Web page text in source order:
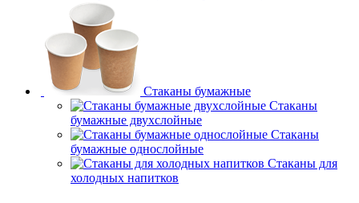
Стаканы бумажные
Стаканы
бумажные двухслойные
Стаканы
бумажные однослойные
Стаканы для
холодных напитков